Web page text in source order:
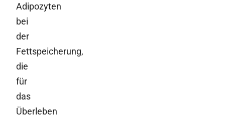
Adipozyten
bei
der
Fettspeicherung,
die
für
das
Überleben